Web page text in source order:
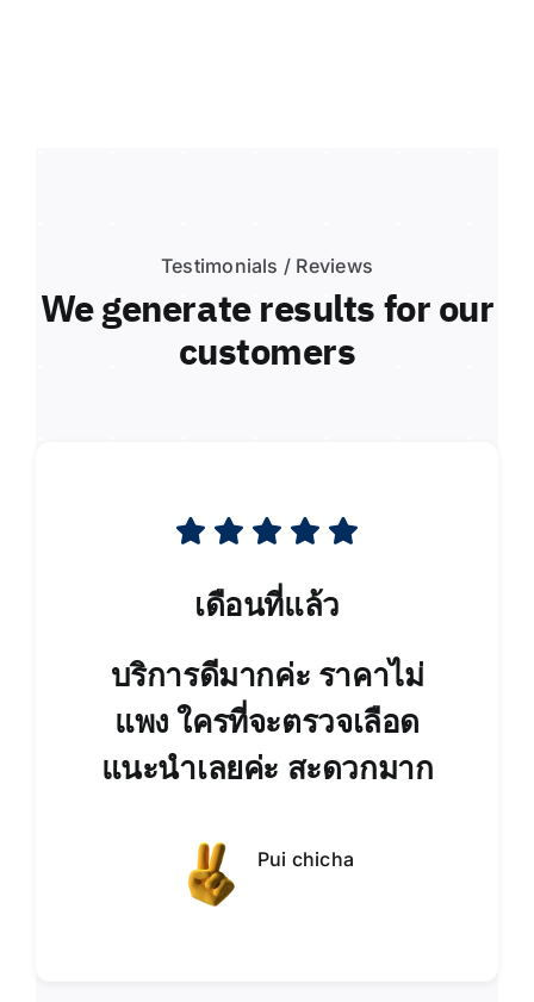
Testimonials / Reviews
We generate results for our
customers
เดือนที่แล้ว
บริการดีมากค่ะ ราคาไม่
แพง ใครที่จะตรวจเลือด
แนะนำเลยค่ะ สะดวกมาก
Pui chicha